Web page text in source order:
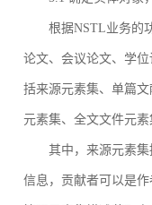
根据NSTL业务的
论文、会议论文、学
括来源元素集、单篇
元素集、全文文件元
其中，来源元素
信息，贡献者可以是